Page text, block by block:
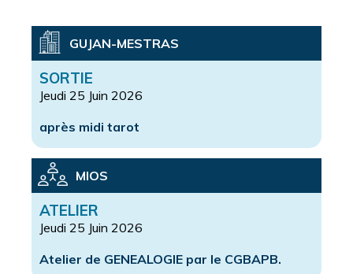
GUJAN-MESTRAS
SORTIE
Jeudi 25 Juin 2026
après midi tarot
MIOS
ATELIER
Jeudi 25 Juin 2026
Atelier de GENEALOGIE par le CGBAPB.